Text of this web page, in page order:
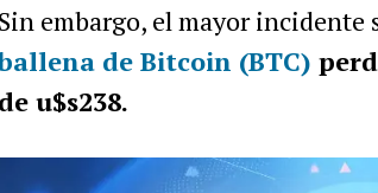
Sin embargo, el mayor incidente
de Bitcoin (BTC)
de u$s238.